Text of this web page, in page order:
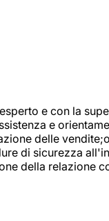
e con la
e
delle
di sicurezza
della relazione